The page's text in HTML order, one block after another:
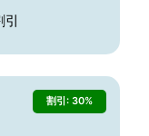
引
割引: 30%